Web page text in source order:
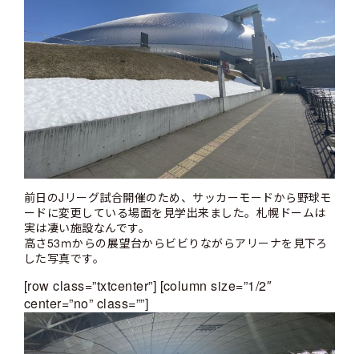
前日のJリーグ試合開催のため、サッカーモードから野球モ
ードに変更している場面を見学出来ました。札幌ドームは
実は凄い施設なんです。
高さ53ｍからの展望台からビビりながらアリーナを見下ろ
した写真です。
[row class=”txtcenter”] [column size=”1/2″
center=”no” class=””]